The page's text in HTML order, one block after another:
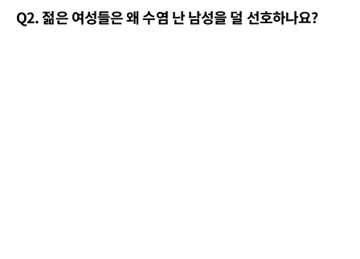
Q2. 젊은 여성들은 왜 수염 난 남성을 덜 선호하나요?